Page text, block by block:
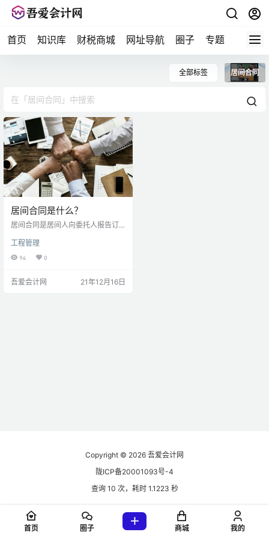
首页 知识库 财税商城 网址导航 圈子 专题 会计问
全部标签 居间合同
居间合同是什么？
居间合同是居间人向委托人报告订
媒介服务，委托人支付报酬的合
同。 居间合同的基础是委托合同。
甲有一套房子要出租，他找到作为
工程管理
94 0
吾爱会计网 21年12月16日
Copyright © 2026 吾爱会计网
陇ICP备20001093号-4
查询 10 次，耗时 1.1223 秒
首页 圈子 商城 我的